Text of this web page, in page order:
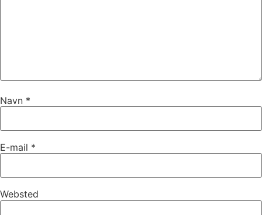
Navn *
E-mail *
Websted